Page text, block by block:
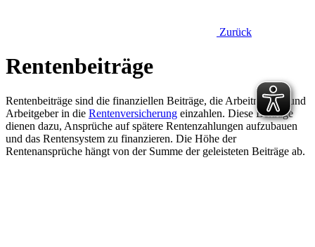
Zurück
Rentenbeiträge
Rentenbeiträge sind die finanziellen Beiträge, die Arbeitnehmer und
Arbeitgeber in die Rentenversicherung einzahlen. Diese Beiträge
dienen dazu, Ansprüche auf spätere Rentenzahlungen aufzubauen
und das Rentensystem zu finanzieren. Die Höhe der
Rentenansprüche hängt von der Summe der geleisteten Beiträge ab.